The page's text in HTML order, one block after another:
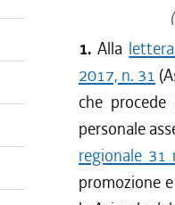
1.Alla
2017, n. 31
che procede
personale
regionale 31
promozione